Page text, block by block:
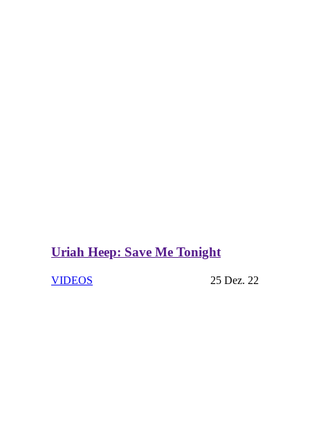
Uriah Heep: Save Me Tonight
VIDEOS 25 Dez. 22